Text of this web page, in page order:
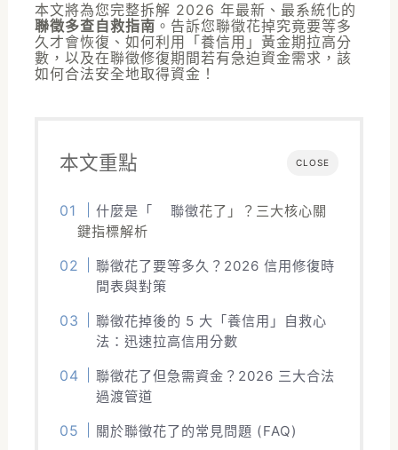
本文將為您完整拆解 2026 年最新、最系統化的
聯徵多查自救指南 。告訴您聯徵花掉究竟要等多
久才會恢復、如何利用「養信用」黃金期拉高分
數，以及在聯徵修復期間若有急迫資金需求，該
如何合法安全地取得資金！
CLOSE
本文重點
什麼是「 聯徵花了」？三大核心關
鍵指標解析
聯徵花了要等多久？2026 信用修復時
間表與對策
聯徵花掉後的 5 大「養信用」自救心
法：迅速拉高信用分數
聯徵花了但急需資金？2026 三大合法
過渡管道
關於聯徵花了的常見問題 (FAQ)